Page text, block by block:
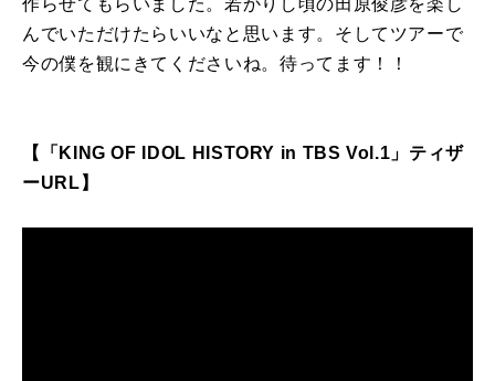
んでいただけたらいいなと思います。そしてツアーで
今の僕を観にきてくださいね。待ってます！！
【「KING OF IDOL HISTORY in TBS Vol.1」ティザ
ーURL】